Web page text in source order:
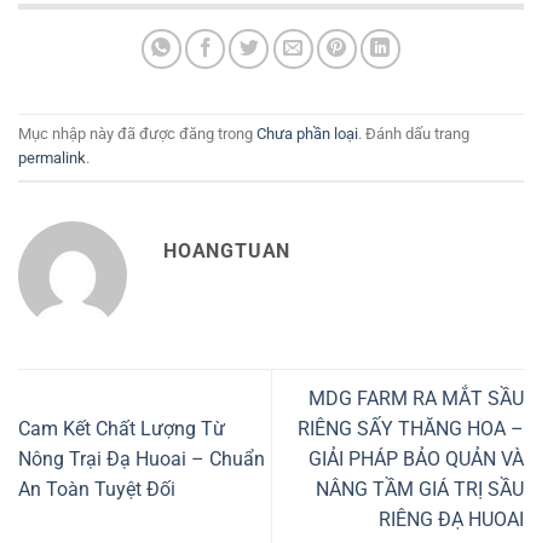
Mục nhập này đã được đăng trong Chưa phần loại. Đánh dấu trang
permalink.
HOANGTUAN
Cam Kết Chất Lượng Từ
Nông Trại Đạ Huoai – Chuẩn
An Toàn Tuyệt Đối
MDG FARM RA MẮT SẦU
RIÊNG SẤY THĂNG HOA –
GIẢI PHÁP BẢO QUẢN VÀ
NÂNG TẦM GIÁ TRỊ SẦU
RIÊNG ĐẠ HUOAI